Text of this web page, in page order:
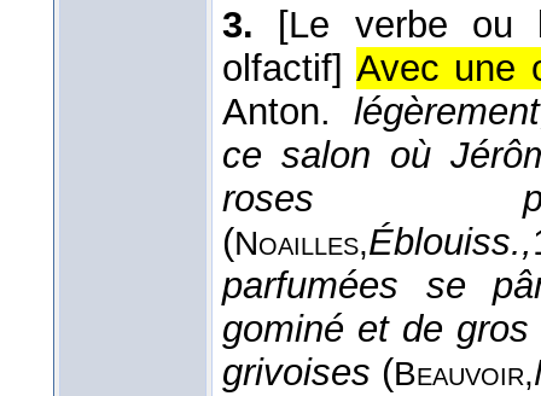
3.
[Le verbe ou
olfactif] Avec une
Anton.
ce salon où
roses
(Noailles,Éblouiss.,
parfumées se
gominé et de
grivoises (Beauvoir,